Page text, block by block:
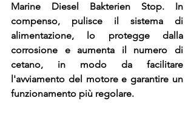
Marine Diesel Bakterien Stop. In
compenso, pulisce il sistema di
alimentazione, lo protegge dalla
corrosione e aumenta il numero di
cetano, in modo da facilitare
l'avviamento del motore e garantire un
funzionamento più regolare.